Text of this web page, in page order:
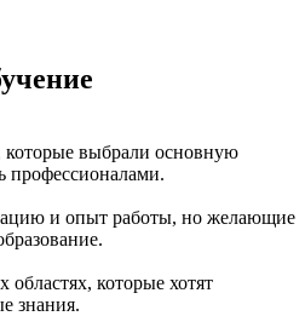
выбрали основную
профессионалами.
и опыт работы, но желающие
которые хотят
знания.